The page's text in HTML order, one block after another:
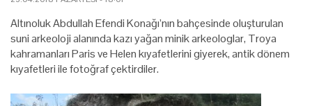
Altınoluk Abdullah Efendi Konağı’nın bahçesinde oluşturulan
suni arkeoloji alanında kazı yağan minik arkeologlar, Troya
kahramanları Paris ve Helen kıyafetlerini giyerek, antik dönem
kıyafetleri ile fotoğraf çektirdiler.